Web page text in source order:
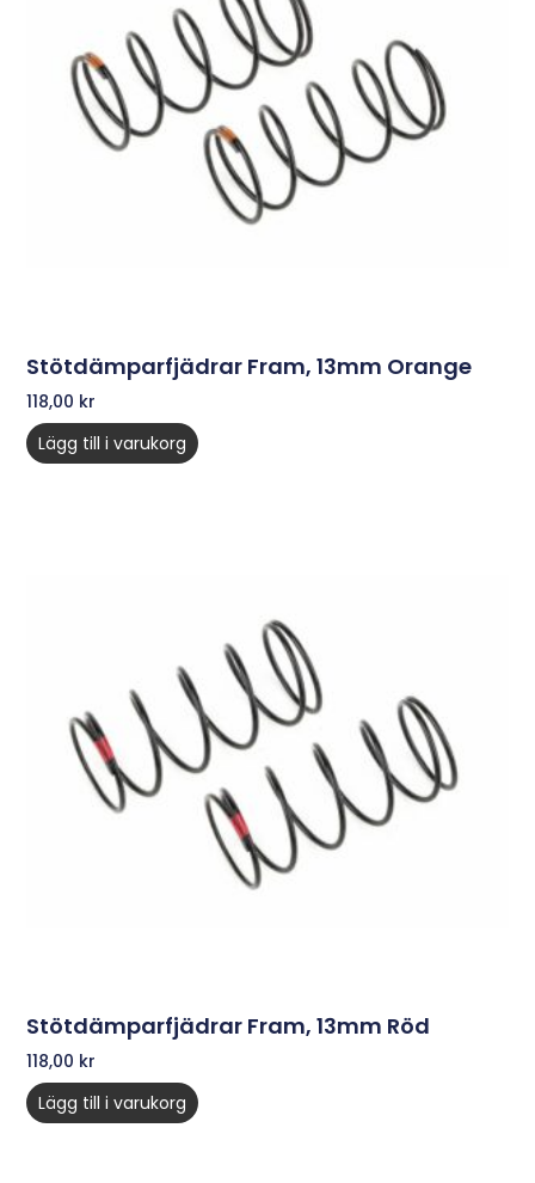
Stötdämparfjädrar Fram, 13mm Orange
118,00 kr
Lägg till i varukorg
Stötdämparfjädrar Fram, 13mm Röd
118,00 kr
Lägg till i varukorg